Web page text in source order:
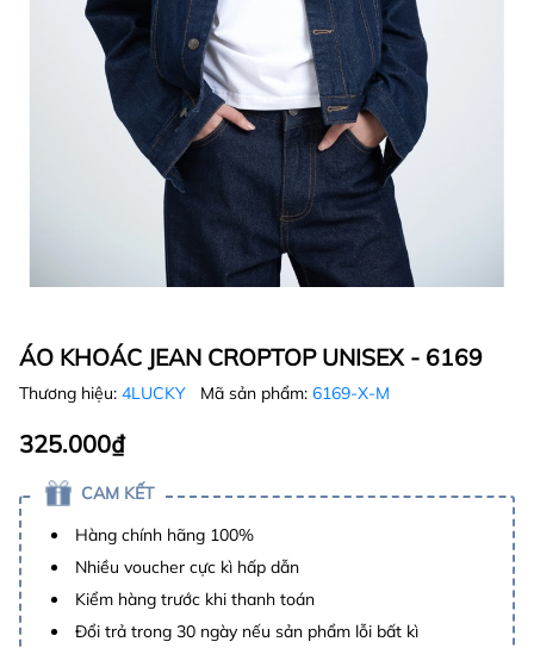
ÁO KHOÁC JEAN CROPTOP UNISEX - 6169
Thương hiệu: 4LUCKY Mã sản phẩm: 6169-X-M
325.000₫
CAM KẾT
Hàng chính hãng 100%
Nhiều voucher cực kì hấp dẫn
Kiểm hàng trước khi thanh toán
Đổi trả trong 30 ngày nếu sản phẩm lỗi bất kì